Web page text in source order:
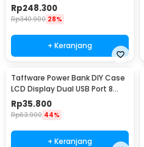
10000mAh 300A - K21
Rp248.300
Rp340.900 28%
+ Keranjang
Taffware Power Bank DIY Case
LCD Display Dual USB Port 8
PCS 18650 - A8
Rp35.800
Rp63.900 44%
+ Keranjang